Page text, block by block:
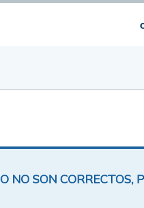
NO SON CORRECTOS,